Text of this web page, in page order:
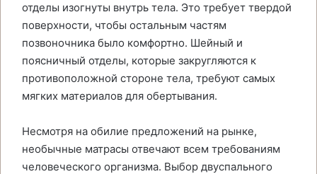
отделы изогнуты внутрь тела. Это требует твердой
поверхности, чтобы остальным частям
позвоночника было комфортно. Шейный и
поясничный отделы, которые закругляются к
противоположной стороне тела, требуют самых
мягких материалов для обертывания.
Несмотря на обилие предложений на рынке,
необычные матрасы отвечают всем требованиям
человеческого организма. Выбор двуспального